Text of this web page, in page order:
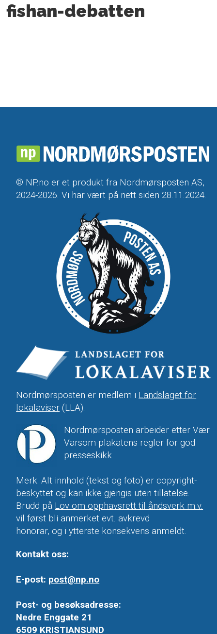
fishan-debatten
© NP.no er et produkt fra Nordmørsposten AS,
2024-2026. Vi har vært på nett siden 28.11.2024.
Nordmørsposten er medlem i Landslaget for
lokalaviser (LLA).
Nordmørsposten arbeider etter Vær
Varsom-plakatens regler for god
presseskikk.
Merk: Alt innhold (tekst og foto) er copyright-
beskyttet og kan ikke gjengis uten tillatelse.
Brudd på Lov om opphavsrett til åndsverk m.v.
vil først bli anmerket evt. avkrevd
honorar, og i ytterste konsekvens anmeldt.
Kontakt oss:
E-post: post@np.no
Post- og besøksadresse:
Nedre Enggate 21
6509 KRISTIANSUND